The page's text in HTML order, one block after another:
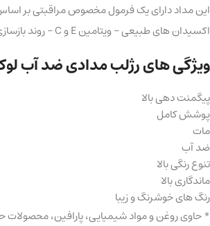
این مداد دارای یک فرمول مخصوص مراقبتی بر
اکسیدان های طبیعی – ویتامین E و C – روند بازسازی سلول را تحریک می کنند و در برابر ایجاد چین و چروک از لب محافظت می کنند.
ویژگی های رژلب مدادی ضد آب
پیگمنت دهی بالا
پوشش کامل
مات
ضد آب
تنوع رنگی بالا
ماندگاری بالا
رنگ های خوشرنگ و زیبا
* حاوی روغن و مواد شیمیایی، پارافین، محصولات